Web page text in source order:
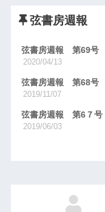
弦書房週報
弦書房週報 第69号
2020/04/13
弦書房週報 第68号
2019/11/07
弦書房週報 第6７号
2019/06/03